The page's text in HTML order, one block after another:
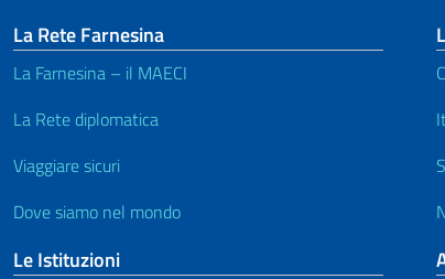
La Rete Farnesina
La Farnesina – il MAECI
La Rete diplomatica
Viaggiare sicuri
Dove siamo nel mondo
Le Istituzioni